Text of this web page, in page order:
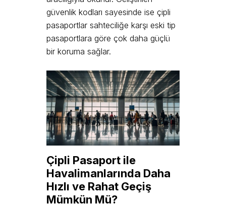
güvenlik kodları sayesinde ise çipli
pasaportlar sahteciliğe karşı eski tip
pasaportlara göre çok daha güçlü
bir koruma sağlar.
Çipli Pasaport ile
Havalimanlarında Daha
Hızlı ve Rahat Geçiş
Mümkün Mü?